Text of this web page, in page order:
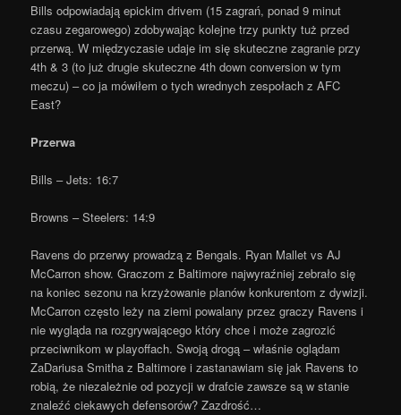
Bills odpowiadają epickim drivem (15 zagrań, ponad 9 minut
czasu zegarowego) zdobywając kolejne trzy punkty tuż przed
przerwą. W międzyczasie udaje im się skuteczne zagranie przy
4th & 3 (to już drugie skuteczne 4th down conversion w tym
meczu) – co ja mówiłem o tych wrednych zespołach z AFC
East?
Przerwa
Bills – Jets: 16:7
Browns – Steelers: 14:9
Ravens do przerwy prowadzą z Bengals. Ryan Mallet vs AJ
McCarron show. Graczom z Baltimore najwyraźniej zebrało się
na koniec sezonu na krzyżowanie planów konkurentom z dywizji.
McCarron często leży na ziemi powalany przez graczy Ravens i
nie wygląda na rozgrywającego który chce i może zagrozić
przeciwnikom w playoffach. Swoją drogą – właśnie oglądam
ZaDariusa Smitha z Baltimore i zastanawiam się jak Ravens to
robią, że niezależnie od pozycji w drafcie zawsze są w stanie
znaleźć ciekawych defensorów? Zazdrość…